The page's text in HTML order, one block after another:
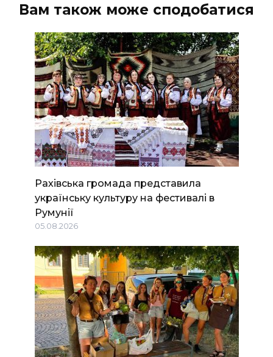
Вам також може сподобатися
Рахівська громада представила
українську культуру на фестивалі в
Румунії
05.08.2026